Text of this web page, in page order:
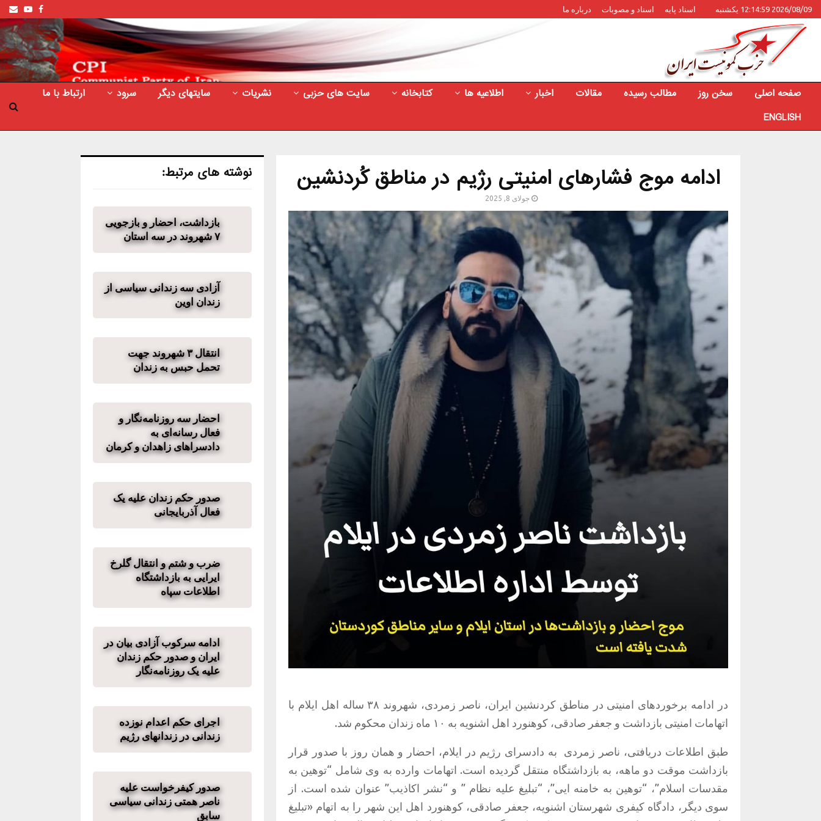
2026/08/09 12:14:59 یکشنبه اسناد پایه اسناد و مصوبات درباره ما Facebook
صفحه اصلی سخن روز مطالب رسیده مقالات اخبار اطلاعیه ها کتابخانه سایت های حزبی نشریات سایتهای دیگر سرود
ارتباط با ما
ENGLISH
ادامه موج فشارهای امنیتی رژیم در مناطق کُردنشین
جولای 8, 2025
در ادامه برخوردهای امنیتی در مناطق کردنشین ایران، ناصر زمردی، شهروند ۳۸ ساله اهل ایلام با
اتهامات امنیتی بازداشت و جعفر صادقی، کوهنورد اهل اشنویه به ۱۰ ماه زندان محکوم شد.
طبق اطلاعات دریافتی، ناصر زمردی
به دادسرای رژیم در ایلام، احضار و همان روز با صدور قرار
بازداشت موقت دو ماهه، به بازداشتگاه منتقل گردیده است. اتهامات وارده به وی شامل “توهین به
مقدسات اسلام”، “توهین به خامنه ایی”، “تبلیغ علیه نظام ” و “نشر اکاذیب” عنوان شده است. از
سوی دیگر، دادگاه کیفری شهرستان اشنویه، جعفر صادقی، کوهنورد اهل این شهر را به اتهام «تبلیغ
نوشته های مرتبط:
بازداشت، احضار و بازجویی
۷ شهروند در سه استان
آزادی سه زندانی سیاسی از
زندان اوین
انتقال ۳ شهروند جهت
تحمل حبس به زندان
احضار سه روزنامه‌نگار و
فعال رسانه‌ای به
دادسراهای زاهدان و کرمان
صدور حکم زندان علیه یک
فعال آذربایجانی
ضرب و شتم و انتقال گلرخ
ایرایی به بازداشتگاه
اطلاعات سپاه
ادامه سرکوب آزادی بیان در
ایران و صدور حکم زندان
علیه یک روزنامه‌نگار
اجرای حکم اعدام نوزده
زندانی در زندانهای رژیم
صدور کیفرخواست علیه
ناصر همتی زندانی سیاسی
سابق